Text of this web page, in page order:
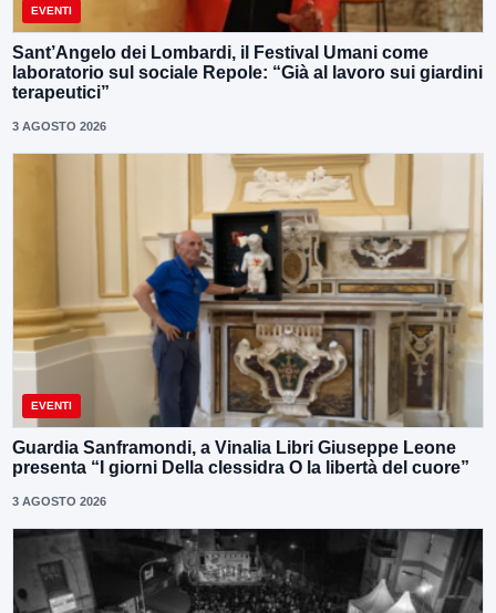
EVENTI
Sant’Angelo dei Lombardi, il Festival Umani come
laboratorio sul sociale Repole: “Già al lavoro sui giardini
terapeutici”
3 AGOSTO 2026
EVENTI
Guardia Sanframondi, a Vinalia Libri Giuseppe Leone
presenta “I giorni Della clessidra O la libertà del cuore”
3 AGOSTO 2026